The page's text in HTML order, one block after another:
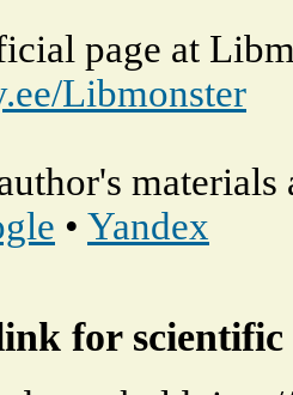
page at
Libmonster
materials
• Yandex
for